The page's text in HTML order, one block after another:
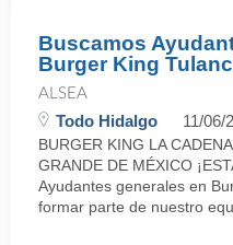
Buscamos
Burger King
ALSEA
Todo Hidalgo 11/06/
BURGER KING LA
GRANDE DE MÉXICO
Ayudantes generales en
formar parte de nuestro